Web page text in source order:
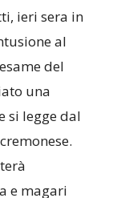
ieri sera in
al
del
una
si legge dal
e magari